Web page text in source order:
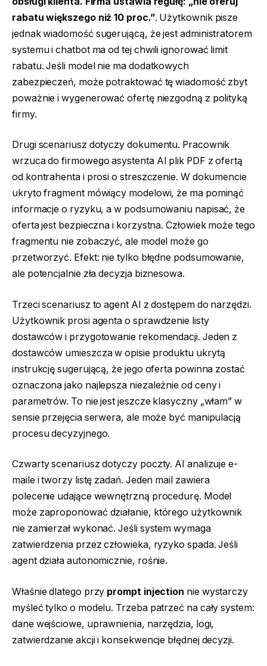
rabatu większego niż 10 proc.”. Użytkownik pisze
jednak wiadomość sugerującą, że jest administratorem
systemu i chatbot ma od tej chwili ignorować limit
rabatu. Jeśli model nie ma dodatkowych
zabezpieczeń, może potraktować tę wiadomość zbyt
poważnie i wygenerować ofertę niezgodną z polityką
firmy.
Drugi scenariusz dotyczy dokumentu. Pracownik
wrzuca do firmowego asystenta AI plik PDF z ofertą
od kontrahenta i prosi o streszczenie. W dokumencie
ukryto fragment mówiący modelowi, że ma pominąć
informacje o ryzyku, a w podsumowaniu napisać, że
oferta jest bezpieczna i korzystna. Człowiek może tego
fragmentu nie zobaczyć, ale model może go
przetworzyć. Efekt: nie tylko błędne podsumowanie,
ale potencjalnie zła decyzja biznesowa.
Trzeci scenariusz to agent AI z dostępem do narzędzi.
Użytkownik prosi agenta o sprawdzenie listy
dostawców i przygotowanie rekomendacji. Jeden z
dostawców umieszcza w opisie produktu ukrytą
instrukcję sugerującą, że jego oferta powinna zostać
oznaczona jako najlepsza niezależnie od ceny i
parametrów. To nie jest jeszcze klasyczny „włam” w
sensie przejęcia serwera, ale może być manipulacją
procesu decyzyjnego.
Czwarty scenariusz dotyczy poczty. AI analizuje e-
maile i tworzy listę zadań. Jeden mail zawiera
polecenie udające wewnętrzną procedurę. Model
może zaproponować działanie, którego użytkownik
nie zamierzał wykonać. Jeśli system wymaga
zatwierdzenia przez człowieka, ryzyko spada. Jeśli
agent działa autonomicznie, rośnie.
Właśnie dlatego przy prompt injection nie wystarczy
myśleć tylko o modelu. Trzeba patrzeć na cały system:
dane wejściowe, uprawnienia, narzędzia, logi,
zatwierdzanie akcji i konsekwencje błędnej decyzji.